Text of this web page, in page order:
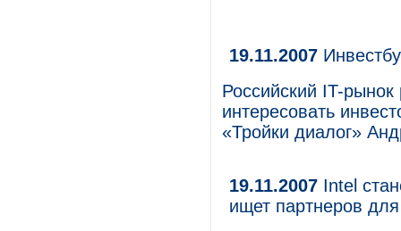
19.11.2007
Российский IT-
интересовать
«Тройки диалог»
19.11.2007 Intel
ищет партнеров